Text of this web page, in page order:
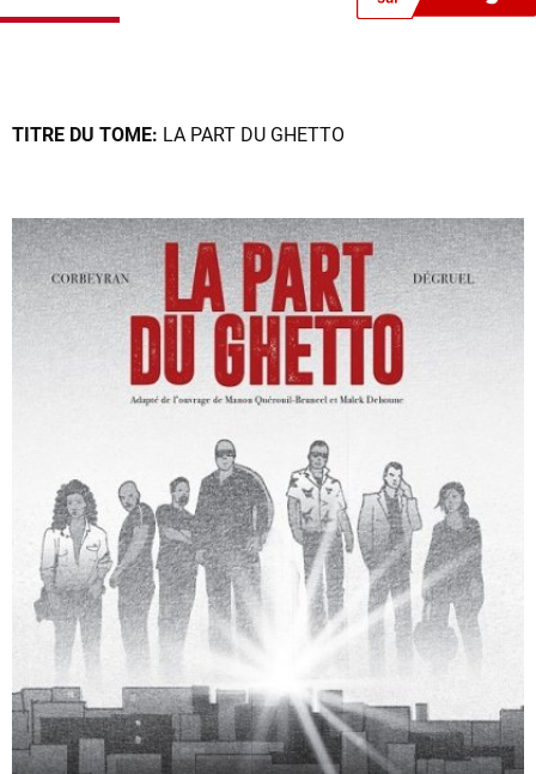
TITRE DU TOME: LA PART DU GHETTO